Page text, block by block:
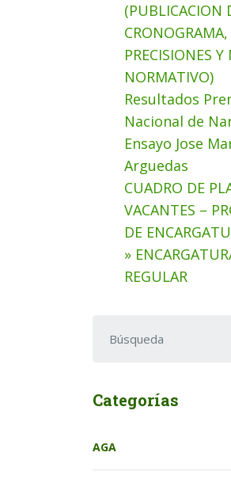
(PUBLICACION
CRONOGRAMA,
PRECISIONES Y
NORMATIVO)
Resultados
Nacional de
Ensayo Jose
Arguedas
CUADRO DE
VACANTES –
DE
»
REGULAR
Categorías
AGA